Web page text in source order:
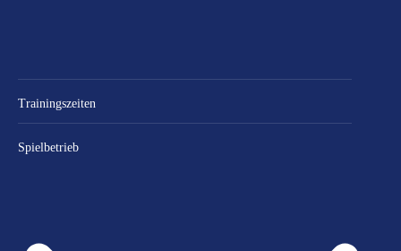
Trainingszeiten
Spielbetrieb